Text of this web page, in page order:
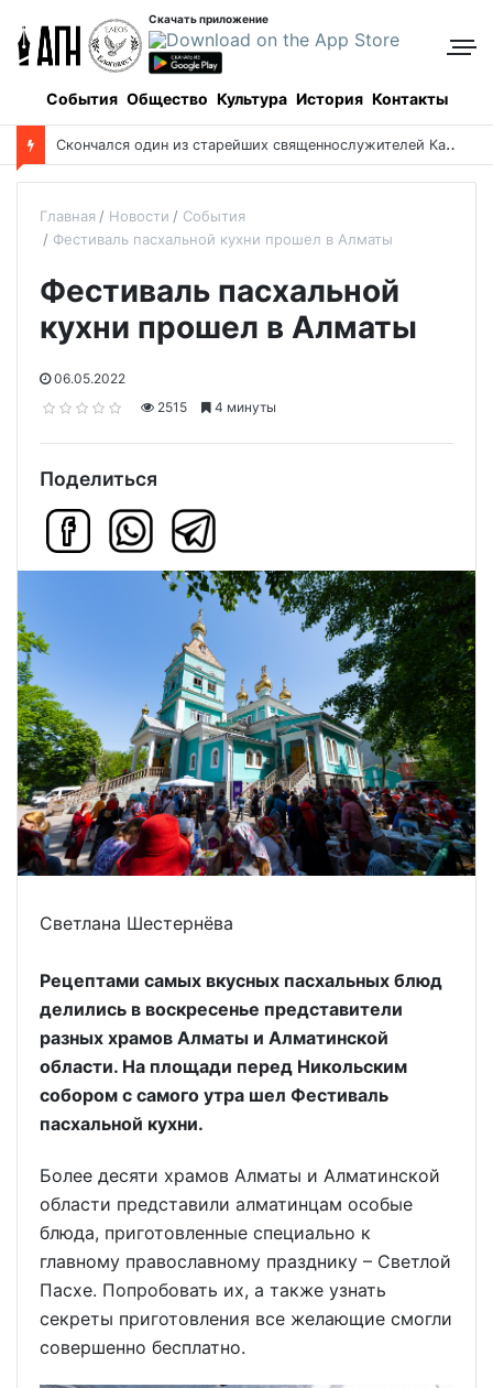
Скачать приложение
События Общество Культура История Контакты
П
ять христианских смыслов углядели в «Одиссее» Нолана
Главная Новости
События
Фестиваль пасхальной кухни прошел в Алматы
Фестиваль пасхальной
кухни прошел в Алматы
06.05.2022
2515
4 минуты
Поделиться
Светлана Шестернёва
Рецептами самых вкусных пасхальных блюд
делились в воскресенье представители
разных храмов Алматы и Алматинской
области. На площади перед Никольским
собором с самого утра шел Фестиваль
пасхальной кухни.
Более десяти храмов Алматы и Алматинской
области представили алматинцам особые
блюда, приготовленные специально к
главному православному празднику – Светлой
Пасхе. Попробовать их, а также узнать
секреты приготовления все желающие смогли
совершенно бесплатно.